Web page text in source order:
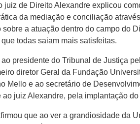
de Direito Alexandre explicou
da mediação e conciliação
a atuação dentro do campo do
todas saiam mais satisfeitas.
presidente do Tribunal de Justiça
diretor Geral da Fundação
Mello e ao secretário de
juiz Alexandre, pela implantação
que ao ver a grandiosidade da